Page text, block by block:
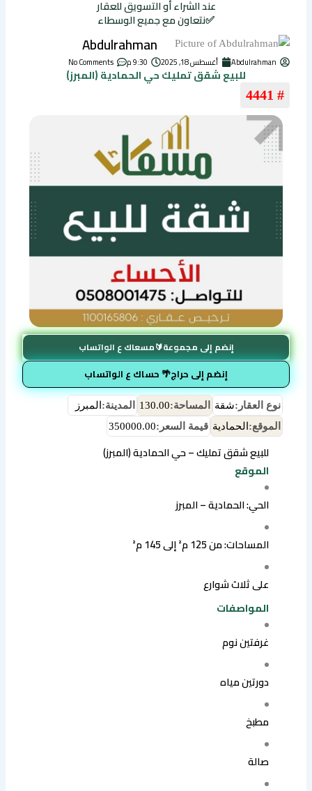
عند الشراء أو التسويق للعقار
✅نتعاون مع جميع الوسطاء
Abdulrahman
Abdulrahman أغسطس 18, 2025 9:30 م No Comments
للبيع شقق تمليك حي الحمادية (المبرز)
# 4441
إنضم إلى مجموعة🔰مسعاك ع الواتساب
إنضم إلى حراج🌴 حساك ع الواتساب
نوع العقار:شقة المساحة:130.00 المدينة: المبرز
الموقع: الحمادية قيمة السعر:350000.00
للبيع شقق تمليك – حي الحمادية (المبرز)
الموقع
الحي: الحمادية – المبرز
المساحات: من 125 م² إلى 145 م²
على ثلاث شوارع
المواصفات
غرفتين نوم
دورتين مياه
مطبخ
صالة